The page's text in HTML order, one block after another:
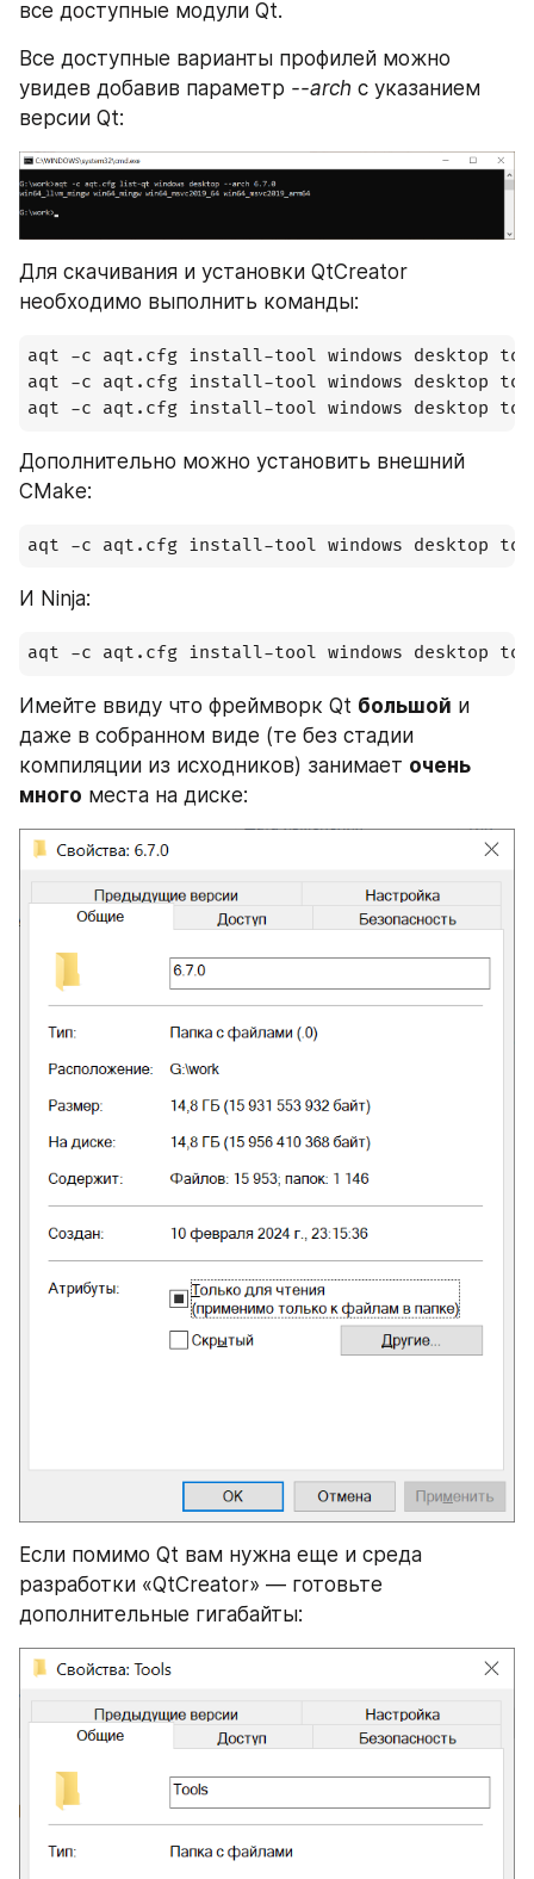
все доступные модули Qt.
Все доступные варианты профилей можно
увидев добавив параметр --arch с указанием
версии Qt:
Для скачивания и установки QtCreator
необходимо выполнить команды:
aqt -c aqt.cfg install-tool windows desktop
aqt -c aqt.cfg install-tool windows desktop
aqt -c aqt.cfg install-tool windows desktop
Дополнительно можно установить внешний
CMake:
aqt -c aqt.cfg install-tool windows desktop
И Ninja:
aqt -c aqt.cfg install-tool windows desktop
Имейте ввиду что фреймворк Qt большой и
даже в собранном виде (те без стадии
компиляции из исходников) занимает очень
много места на диске:
Если помимо Qt вам нужна еще и среда
разработки «QtCreator» — готовьте
дополнительные гигабайты: